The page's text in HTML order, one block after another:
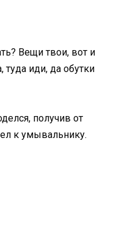
Вещи твои, вот и
туда иди, да обутки
получив от
к умывальнику.